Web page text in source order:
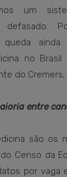
um
defasado.
queda
no
do Cremers,
entre
são os
Censo da
por vaga